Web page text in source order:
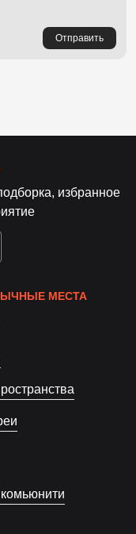
Отправить
избранное
МЕСТА